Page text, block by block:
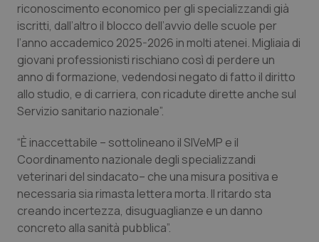
Liguria
Lombardia
Marche
Molise
Piemonte
Provincia Autonoma di Bolzano
Disturbi dell’umore
Dolore
Donna & Salute
Epatiti
HIV
Infezioni & Febbre
riconoscimento economico per gli specializzandi già
iscritti, dall’altro il blocco dell’avvio delle scuole per
l’anno accademico 2025-2026 in molti atenei. Migliaia di
giovani professionisti rischiano così di perdere un
anno di formazione, vedendosi negato di fatto il diritto
allo studio, e di carriera, con ricadute dirette anche sul
Servizio sanitario nazionale”.
“È inaccettabile – sottolineano il SIVeMP e il
Coordinamento nazionale degli specializzandi
veterinari del sindacato– che una misura positiva e
necessaria sia rimasta lettera morta. Il ritardo sta
creando incertezza, disuguaglianze e un danno
concreto alla sanità pubblica”.